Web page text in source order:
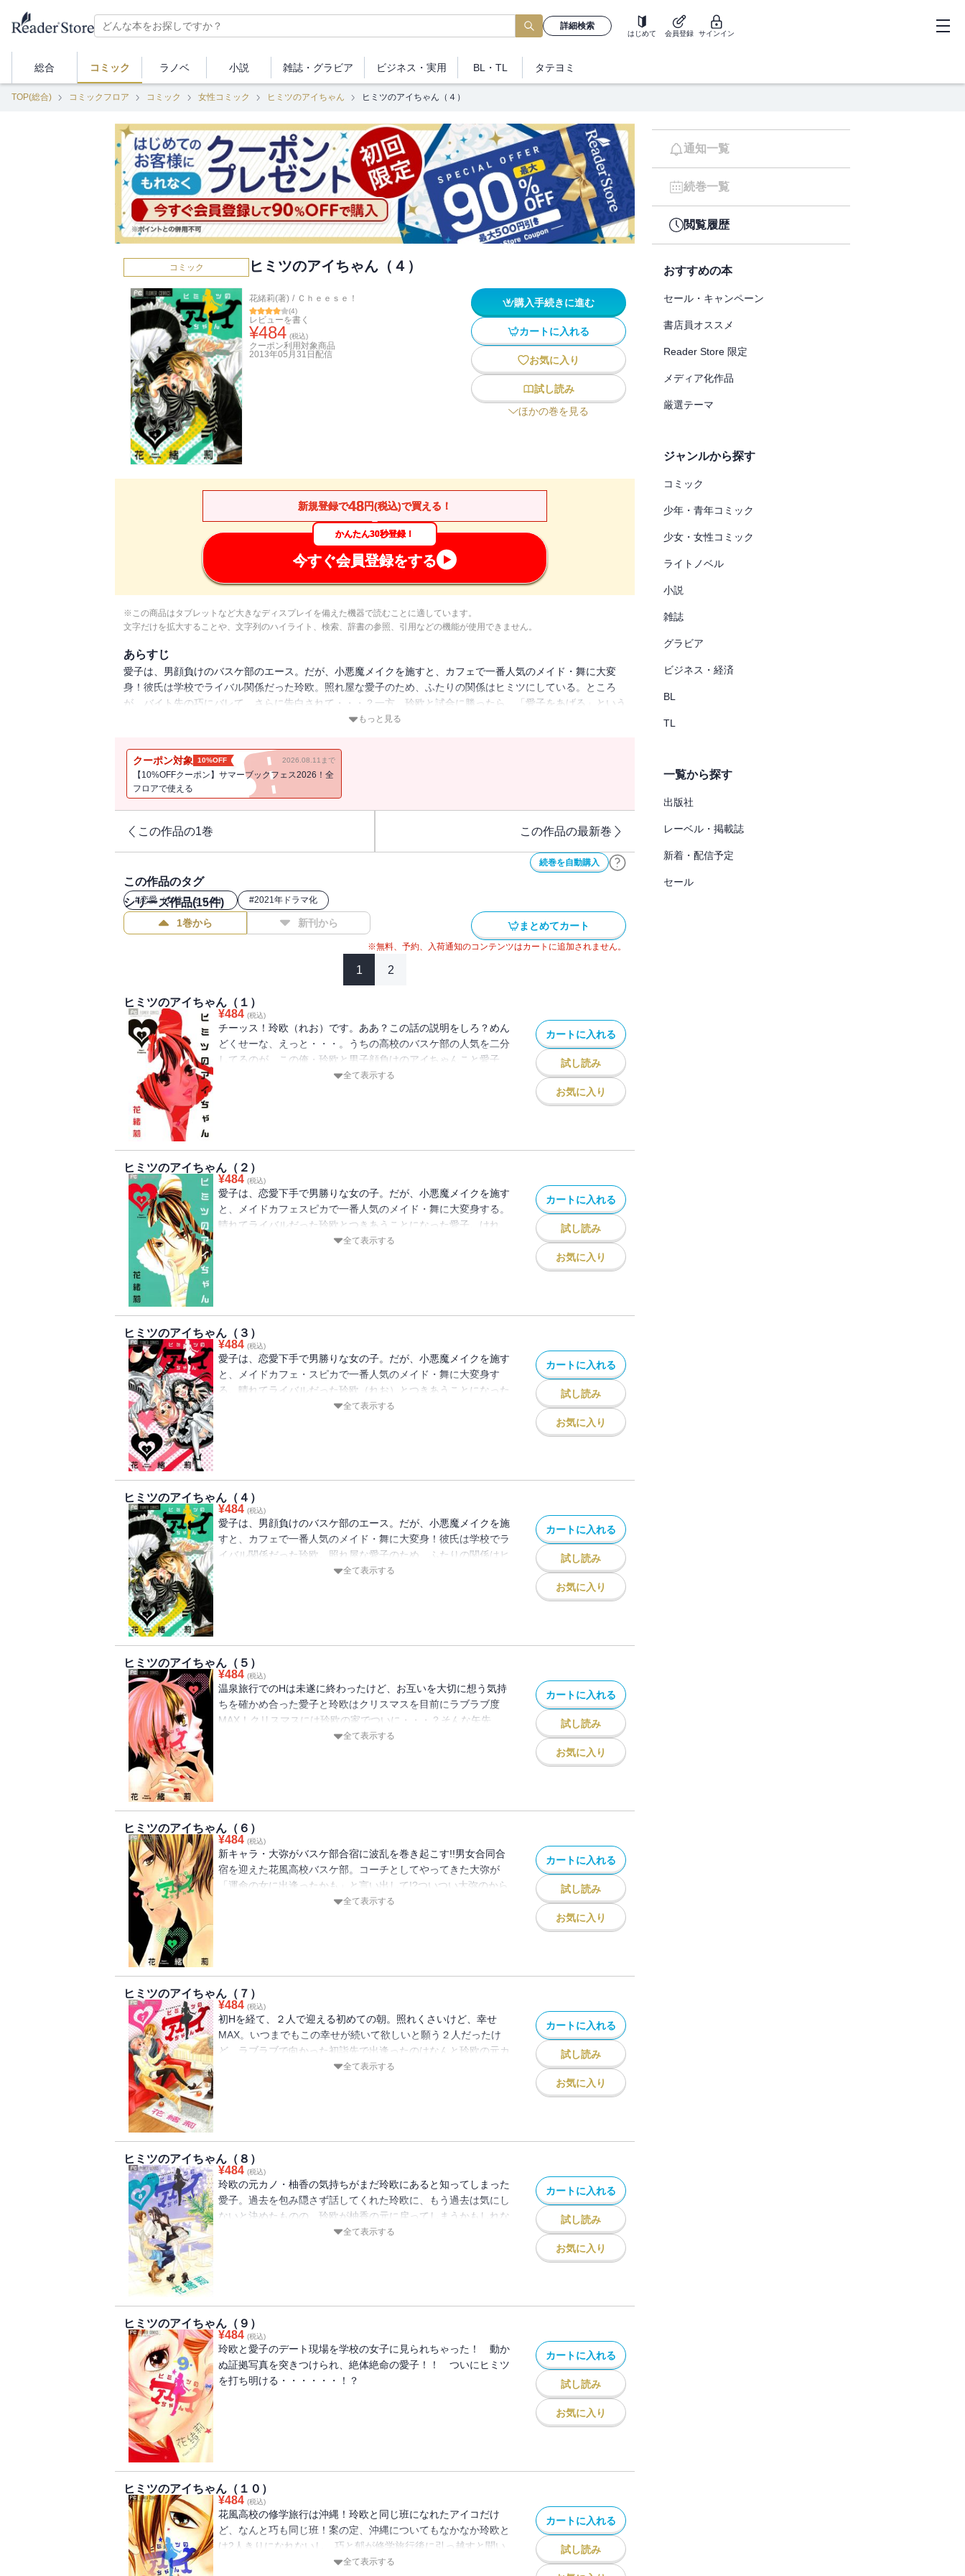
詳細検索
はじめて 会員登録 サインイン
総合 コミック ラノベ 小説 雑誌・ グラビア ビジネス ・実用 BL・TL タテヨミ
TOP(総合) コミックフロア コミック 女性コミック ヒミツのアイちゃん ヒミツのアイちゃん（４）
コミック ヒミツのアイちゃん（４）
花緒莉(著) / Ｃｈｅｅｓｅ！
(4)
レビューを書く
¥484 (税込)
クーポン利用対象商品
2013年05月31日 配信
購入手続きに進む
カートに入れる
お気に入り
試し読み
ほかの巻を見る
新規登録で48円(税込)で買える！
かんたん30秒登録！
今すぐ会員登録をする
※この商品はタブレットなど大きなディスプレイを備えた機器で読むことに適しています。
文字だけを拡大することや、文字列のハイライト、検索、辞書の参照、引用などの機能が使用できません。
あらすじ
愛子は、男顔負けのバスケ部のエース。だが、小悪魔メイクを施すと、カフェで一番人気のメイド・舞に大変
身！彼氏は学校でライバル関係だった玲欧。照れ屋な愛子のため、ふたりの関係はヒミツにしている。ところ
が、バイト先の巧にバレて、さらに告白されて・・・？一方、玲欧と試合に勝ったら、「愛子をあげる」という
約束をしていた愛子。見事男バスが地区大会で優勝して・・・？
もっと見る
クーポン対象 10%OFF 2026.08.11まで
【10%OFFクーポン】サマーブックフェス2026！全
フロアで使える
この作品の1巻 この作品の最新巻
続巻を自動購入
この作品のタグ
#恋愛（女性コミック） #2021年ドラマ化
シリーズ作品(15件)
1巻から 新刊から まとめてカート
※無料、予約、入荷通知のコンテンツはカートに追加されません。
1 2
ヒミツのアイちゃん（１）
¥484 (税込)
チーッス！玲欧（れお）です。ああ？この話の説明をしろ？めん
どくせーな、えっと・・・。うちの高校のバスケ部の人気を二分
してるのが、この俺・玲欧と男子顔負けのアイちゃんこと愛子
（♀）。でも、ラブレターの数もバスケの腕も俺が圧勝なわけ。
ろ！！
全て表示する
カートに入れる
試し読み
お気に入り
ヒミツのアイちゃん（２）
¥484 (税込)
愛子は、恋愛下手で男勝りな女の子。だが、小悪魔メイクを施す
と、メイドカフェスピカで一番人気のメイド・舞に大変身する。
晴れてライバルだった玲欧とつきあうことになった愛子。けれ
ど、学校ではカレカノになったことはヒミツにしてる。そんな
全て表示する
カートに入れる
試し読み
お気に入り
ヒミツのアイちゃん（３）
¥484 (税込)
愛子は、恋愛下手で男勝りな女の子。だが、小悪魔メイクを施す
と、メイドカフェ・スピカで一番人気のメイド・舞に大変身す
る。晴れてライバルだった玲欧（れお）とつきあうことになった
愛子。けれど、学校ではカレカノになったことはヒミツにして
第３巻！！
全て表示する
カートに入れる
試し読み
お気に入り
ヒミツのアイちゃん（４）
¥484 (税込)
愛子は、男顔負けのバスケ部のエース。だが、小悪魔メイクを施
すと、カフェで一番人気のメイド・舞に大変身！彼氏は学校でラ
イバル関係だった玲欧。照れ屋な愛子のため、ふたりの関係はヒ
ミツにしている。ところが、バイト先の巧にバレて、さらに告白
全て表示する
カートに入れる
試し読み
お気に入り
ヒミツのアイちゃん（５）
¥484 (税込)
温泉旅行でのHは未遂に終わったけど、お互いを大切に想う気持
ちを確かめ合った愛子と玲欧はクリスマスを目前にラブラブ度
MAX！クリスマスには玲欧の家でついに・・・？そんな矢先、
愛子は巧に怪我をさせてしまい、彼の世話をすることに・・・。
全て表示する
カートに入れる
試し読み
お気に入り
ヒミツのアイちゃん（６）
¥484 (税込)
新キャラ・大弥がバスケ部合宿に波乱を巻き起こす!!男女合同合
宿を迎えた花風高校バスケ部。コーチとしてやってきた大弥が
「運命の女に出逢ったかも」と言い出して!?ついつい大弥のから
みに反応してしまう愛子に、玲欧は・・・？でもでも、大波乱の
全て表示する
カートに入れる
試し読み
お気に入り
ヒミツのアイちゃん（７）
¥484 (税込)
初Hを経て、２人で迎える初めての朝。照れくさいけど、幸せ
MAX。いつまでもこの幸せが続いて欲しいと願う２人だったけ
ど、ラブラブで向かった初詣先で出逢ったのはなんと玲欧の元カ
ノ!!しかも玲欧と元カノの間にはなんだかワケありな過去があり
全て表示する
カートに入れる
試し読み
お気に入り
ヒミツのアイちゃん（８）
¥484 (税込)
玲欧の元カノ・柚香の気持ちがまだ玲欧にあると知ってしまった
愛子。過去を包み隠さず話してくれた玲欧に、もう過去は気にし
ないと決めたものの、玲欧が柚香の元に戻ってしまうかもしれな
いという不安をどうしてもぬぐいきれない愛子は・・・。一歩一
全て表示する
カートに入れる
試し読み
お気に入り
ヒミツのアイちゃん（９）
¥484 (税込)
玲欧と愛子のデート現場を学校の女子に見られちゃった！ 動か
ぬ証拠写真を突きつけられ、絶体絶命の愛子！！ ついにヒミツ
を打ち明ける・・・・・・！？
カートに入れる
試し読み
お気に入り
ヒミツのアイちゃん（１０）
¥484 (税込)
花風高校の修学旅行は沖縄！玲欧と同じ班になれたアイコだけ
ど、なんと巧も同じ班！案の定、沖縄についてもなかなか玲欧と
は2人きりになれないし、巧と郁が修学旅行後に引っ越すと聞い
てしまったアイコはどうしても巧と郁を邪険に扱え
全て表示する
カートに入れる
試し読み
通知一覧
続巻一覧
閲覧履歴
おすすめの本
セール・キャンペーン
書店員オススメ
Reader Store 限定
メディア化作品
厳選テーマ
ジャンルから探す
コミック
少年・青年コミック
少女・女性コミック
ライトノベル
小説
雑誌
グラビア
ビジネス・経済
BL
TL
一覧から探す
出版社
レーベル・掲載誌
新着・配信予定
セール